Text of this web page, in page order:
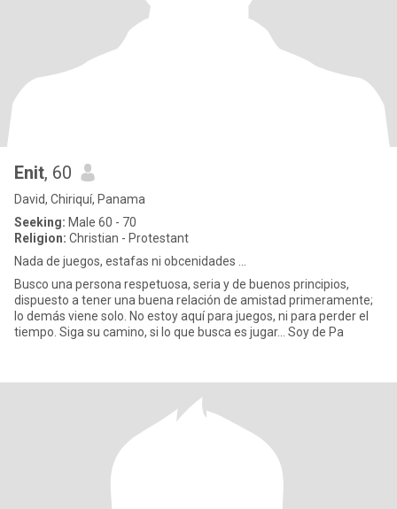
Enit, 60
David, Chiriquí, Panama
Seeking: Male 60 - 70
Religion: Christian - Protestant
Nada de juegos, estafas ni obcenidades ...
Busco una persona respetuosa, seria y de buenos principios,
dispuesto a tener una buena relación de amistad primeramente;
lo demás viene solo. No estoy aquí para juegos, ni para perder el
tiempo. Siga su camino, si lo que busca es jugar... Soy de Pa